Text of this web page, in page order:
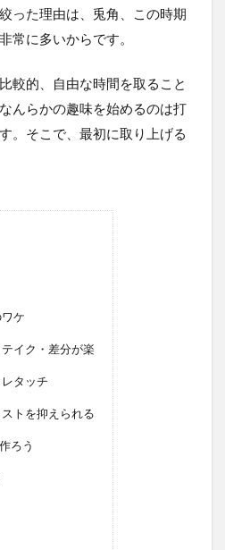
った理由は、兎角、この時期
常に多いからです。
較的、自由な時間を取ること
んらかの趣味を始めるのは打
。そこで、最初に取り上げる
ケ
イク・差分が楽
タッチ
トを抑えられる
ろう